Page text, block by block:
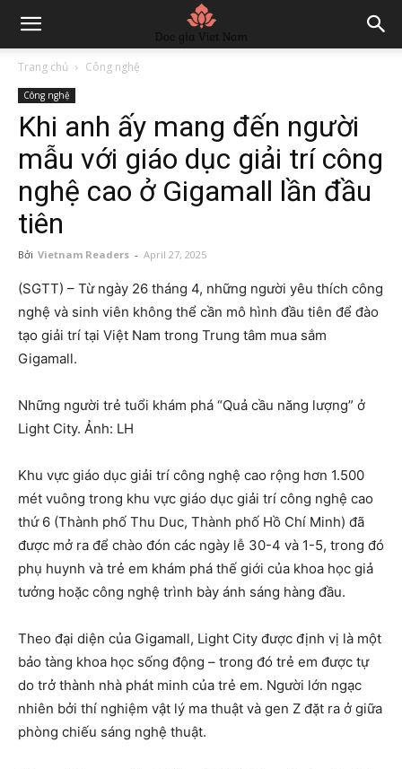
Trang chủ Công nghệ
Công nghệ
Khi anh ấy mang đến người
mẫu với giáo dục giải trí công
nghệ cao ở Gigamall lần đầu
tiên
Bởi Vietnam Readers - April 27, 2025
(SGTT) – Từ ngày 26 tháng 4, những người yêu thích công
nghệ và sinh viên không thể cần mô hình đầu tiên để đào
tạo giải trí tại Việt Nam trong Trung tâm mua sắm
Gigamall.
Những người trẻ tuổi khám phá “Quả cầu năng lượng” ở
Light City. Ảnh: LH
Khu vực giáo dục giải trí công nghệ cao rộng hơn 1.500
mét vuông trong khu vực giáo dục giải trí công nghệ cao
thứ 6 (Thành phố Thu Duc, Thành phố Hồ Chí Minh) đã
được mở ra để chào đón các ngày lễ 30-4 và 1-5, trong đó
phụ huynh và trẻ em khám phá thế giới của khoa học giả
tưởng hoặc công nghệ trình bày ánh sáng hàng đầu.
Theo đại diện của Gigamall, Light City được định vị là một
bảo tàng khoa học sống động – trong đó trẻ em được tự
do trở thành nhà phát minh của trẻ em. Người lớn ngạc
nhiên bởi thí nghiệm vật lý ma thuật và gen Z đặt ra ở giữa
phòng chiếu sáng nghệ thuật.